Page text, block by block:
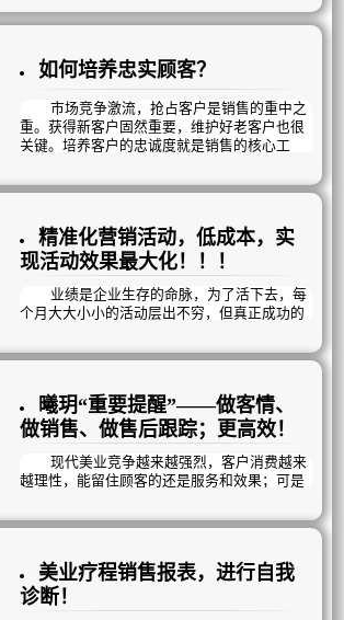
曦玥最强定制积分活动就是能做到！
业，活动也做了，为什么业绩结果总不尽如人
意？
问题的核心：
往往在于“战略模糊”与“执行脱节”
与其用“努力”自我感动，不如用“科学的策
略”打一场有准备的冲刺战！
如何培养忠实顾客？
市场竞争激流，抢占客户是销售的重中之
重。获得新客户固然重要，维护好老客户也很
关键。培养客户的忠诚度就是销售的核心工
精准化营销活动，低成本，实
现活动效果最大化！！！
业绩是企业生存的命脉，为了活下去，每
个月大大小小的活动层出不穷，但真正成功的
不够吸引人、专业不到位、话术不过关……；
客的特定需求而逐渐被淘汰；“精准”被广泛运
用。
曦玥“重要提醒”——做客情、
做销售、做售后跟踪；更高效！
现代美业竞争越来越强烈，客户消费越来
越理性，能留住顾客的还是服务和效果；可是
就不能很好的跟踪到位。
踪；更轻松更高效！曦玥每天定时发送“待办事
项提醒”到员工手机，指引你的员工高效完成对
应工作！
美业疗程销售报表，进行自我
诊断！